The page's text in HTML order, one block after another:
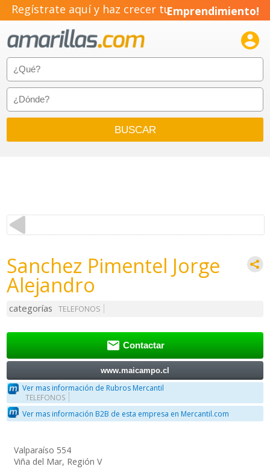
Regístrate aquí y haz crecer tuEmprendimiento!

Sanchez Pimentel Jorge
Alejandro
categorías TELEFONOS
 Contactar
www.maicampo.cl
Ver mas información de Rubros Mercantil
TELEFONOS
Ver mas información B2B de esta empresa en Mercantil.com
Valparaíso 554
Viña del Mar, Región V